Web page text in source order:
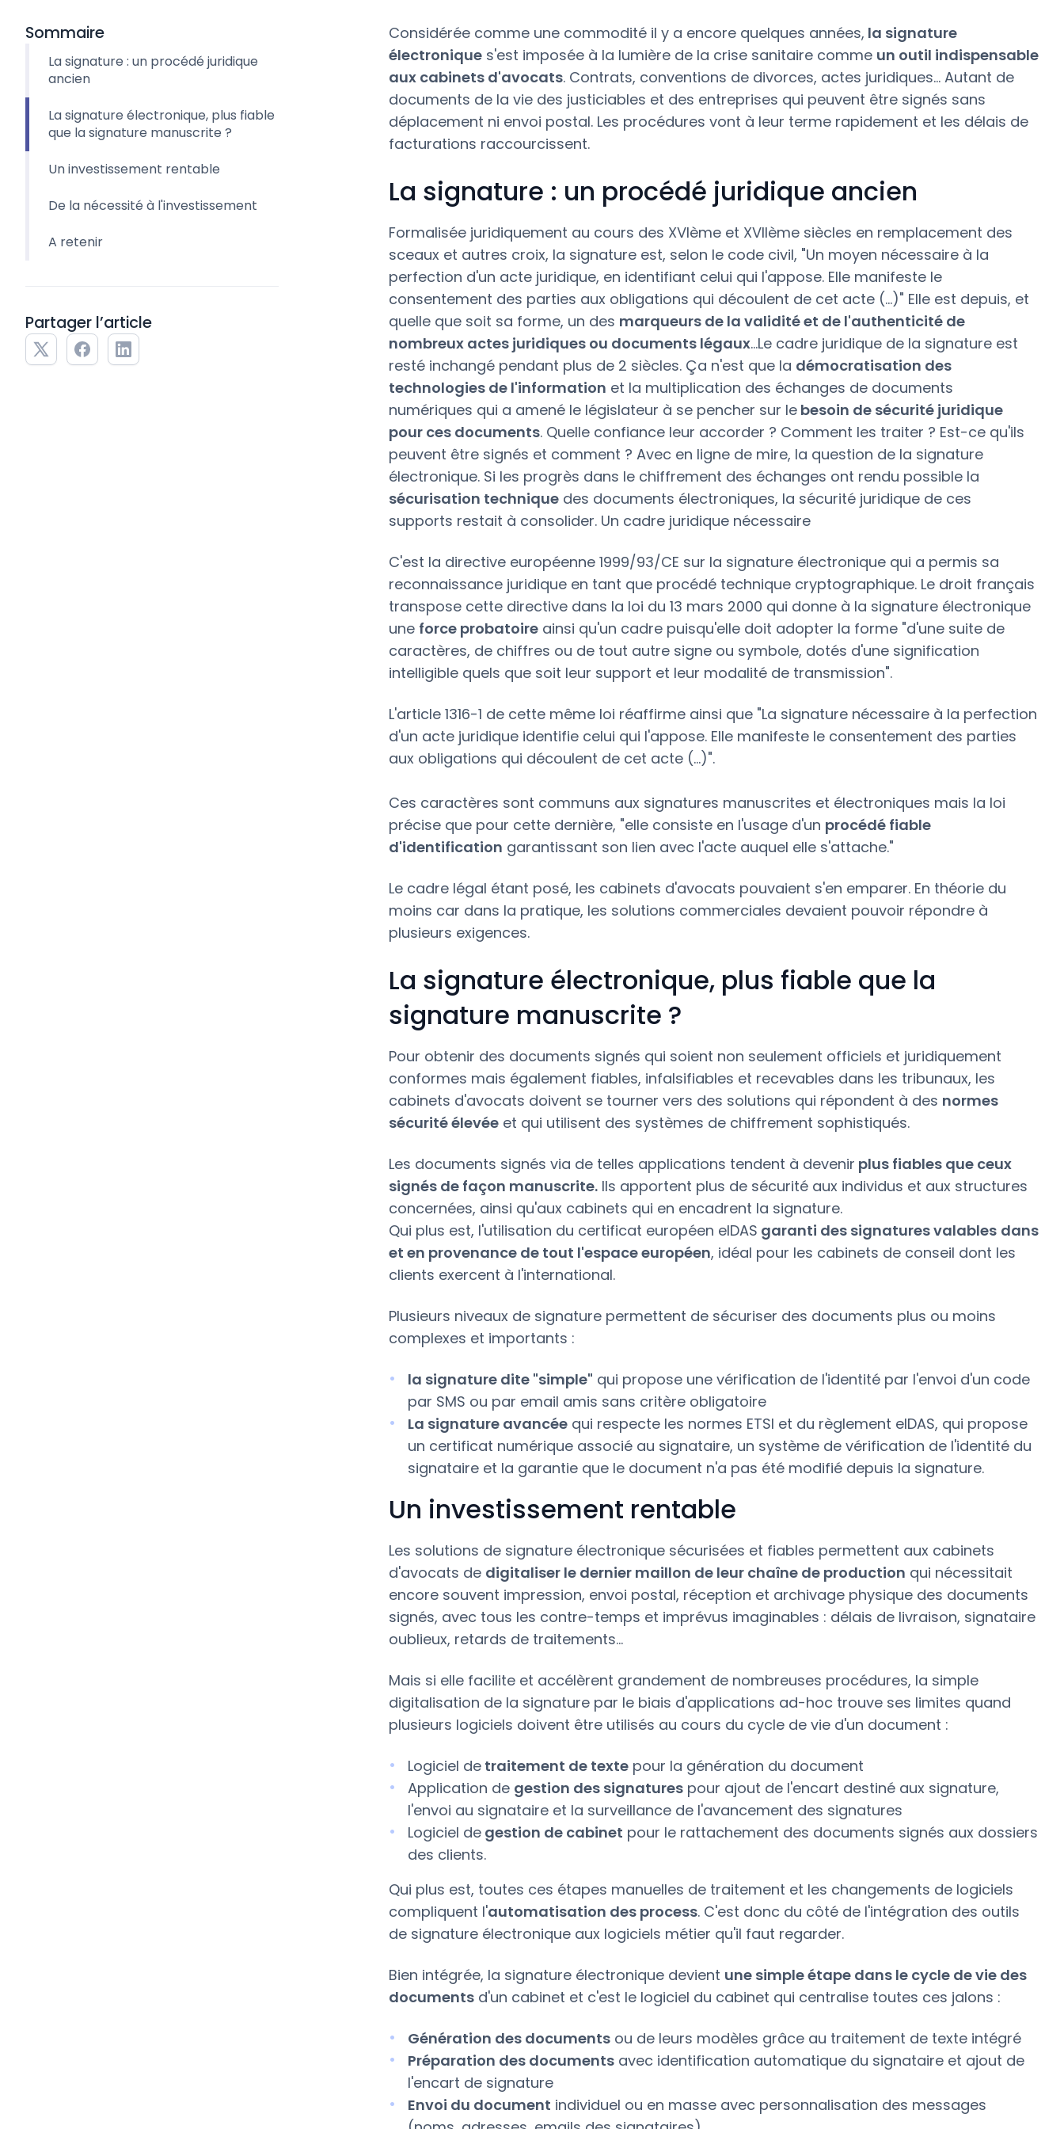
Sommaire
La signature : un procédé juridique
ancien
La signature électronique, plus fiable
que la signature manuscrite ?
Un investissement rentable
De la nécessité à l'investissement
A retenir
Partager l’article
Considérée comme une commodité il y a encore quelques années, la signature
électroniques'est imposée à la lumière de la crise sanitaire comme un outil indispensable
aux cabinets d'avocats. Contrats, conventions de divorces, actes juridiques… Autant de
documents de la vie des justiciables et des entreprises qui peuvent être signés sans
déplacement ni envoi postal. Les procédures vont à leur terme rapidement et les délais de
facturations raccourcissent.
La signature : un procédé juridique ancien
Formalisée juridiquement au cours des XVIème et XVIIème siècles en remplacement des
sceaux et autres croix, la signature est, selon le code civil, "Un moyen nécessaire à la
perfection d'un acte juridique, en identifiant celui qui l'appose. Elle manifeste le
consentement des parties aux obligations qui découlent de cet acte (…)" Elle est depuis, et
quelle que soit sa forme, un des marqueurs de la validité et de l'authenticité de
nombreux actes juridiques ou documents légaux...Le cadre juridique de la signature est
resté inchangé pendant plus de 2 siècles. Ça n'est que la démocratisation des
technologies de l'information et la multiplication des échanges de documents
numériques qui a amené le législateur à se pencher sur lebesoin de sécurité juridique
pour ces documents. Quelle confiance leur accorder ? Comment les traiter ? Est-ce qu'ils
peuvent être signés et comment ? Avec en ligne de mire, la question de la signature
électronique. Si les progrès dans le chiffrement des échanges ont rendu possible la
sécurisation techniquedes documents électroniques, la sécurité juridique de ces
supports restait à consolider. Un cadre juridique nécessaire
C'est la directive européenne 1999/93/CE sur la signature électronique qui a permis sa
reconnaissance juridique en tant que procédé technique cryptographique. Le droit français
transpose cette directive dans la loi du 13 mars 2000 qui donne à la signature électronique
une force probatoireainsi qu'un cadre puisqu'elle doit adopter la forme "d'une suite de
caractères, de chiffres ou de tout autre signe ou symbole, dotés d'une signification
intelligible quels que soit leur support et leur modalité de transmission".
L'article 1316-1 de cette même loi réaffirme ainsi que "La signature nécessaire à la perfection
d'un acte juridique identifie celui qui l'appose. Elle manifeste le consentement des parties
aux obligations qui découlent de cet acte (…)".
Ces caractères sont communs aux signatures manuscrites et électroniques mais la loi
précise que pour cette dernière, "elle consiste en l'usage d'un procédé fiable
d'identification garantissant son lien avec l'acte auquel elle s'attache."
Le cadre légal étant posé, les cabinets d'avocats pouvaient s'en emparer. En théorie du
moins car dans la pratique, les solutions commerciales devaient pouvoir répondre à
plusieurs exigences.
La signature électronique, plus fiable que la
signature manuscrite ?
Pour obtenir des documents signés qui soient non seulement officiels et juridiquement
conformes mais également fiables, infalsifiables et recevables dans les tribunaux, les
cabinets d'avocats doivent se tourner vers des solutions qui répondent à des normes
sécurité élevéeet qui utilisent des systèmes de chiffrement sophistiqués.
Les documents signés via de telles applications tendent à devenir plus fiables que ceux
signés de façon manuscrite.Ils apportent plus de sécurité aux individus et aux structures
concernées, ainsi qu'aux cabinets qui en encadrent la signature.
Qui plus est, l'utilisation du certificat européen eIDAS garanti des signatures valables dans
et en provenance de tout l'espace européen, idéal pour les cabinets de conseil dont les
clients exercent à l'international.
Plusieurs niveaux de signature permettent de sécuriser des documents plus ou moins
complexes et importants :
la signature dite "simple" qui propose une vérification de l'identité par l'envoi d'un code
par SMS ou par email amis sans critère obligatoire
La signature avancéequi respecte les normes ETSI et du règlement eIDAS, qui propose
un certificat numérique associé au signataire, un système de vérification de l'identité du
signataire et la garantie que le document n'a pas été modifié depuis la signature.
Un investissement rentable
Les solutions de signature électronique sécurisées et fiables permettent aux cabinets
d'avocats de digitaliser le dernier maillon de leur chaîne de production qui nécessitait
encore souvent impression, envoi postal, réception et archivage physique des documents
signés, avec tous les contre-temps et imprévus imaginables : délais de livraison, signataire
oublieux, retards de traitements…
Mais si elle facilite et accélèrent grandement de nombreuses procédures, la simple
digitalisation de la signature par le biais d'applications ad-hoc trouve ses limites quand
plusieurs logiciels doivent être utilisés au cours du cycle de vie d'un document :
Logiciel detraitement de textepour la génération du document
Application de gestion des signaturespour ajout de l'encart destiné aux signature,
l'envoi au signataire et la surveillance de l'avancement des signatures
Logiciel degestion de cabinet pour le rattachement des documents signés aux dossiers
des clients.
Qui plus est, toutes ces étapes manuelles de traitement et les changements de logiciels
compliquent l'automatisation des process. C'est donc du côté de l'intégration des outils
de signature électronique aux logiciels métier qu'il faut regarder.
Bien intégrée, la signature électronique devient une simple étape dans le cycle de vie des
documentsd'un cabinet et c'est le logiciel du cabinet qui centralise toutes ces jalons :
Génération des documentsou de leurs modèles grâce au traitement de texte intégré
Préparation des documentsavec identification automatique du signataire et ajout de
l'encart de signature
Envoi du document individuel ou en masse avec personnalisation des messages